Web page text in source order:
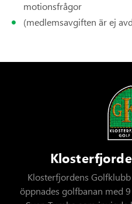
motionsfrågor
(medlemsavgiften är ej
Klosterfjordens
öppnades golfbanan med